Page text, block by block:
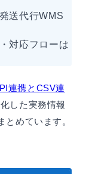
送代行WMS
対応フローは
連携とCSV連
した実務情報
とめています。